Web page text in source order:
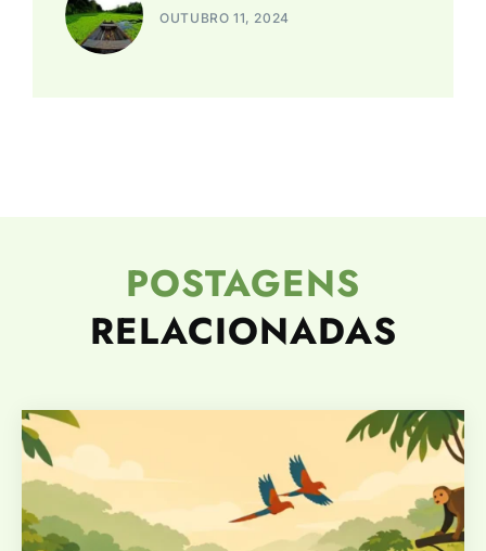
OUTUBRO 11, 2024
POSTAGENS
RELACIONADAS